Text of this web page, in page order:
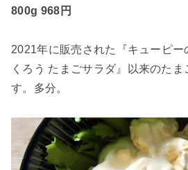
800g 968円
2021年に販売された『キューピー
くろう たまごサラダ』以来のたま
す。多分。